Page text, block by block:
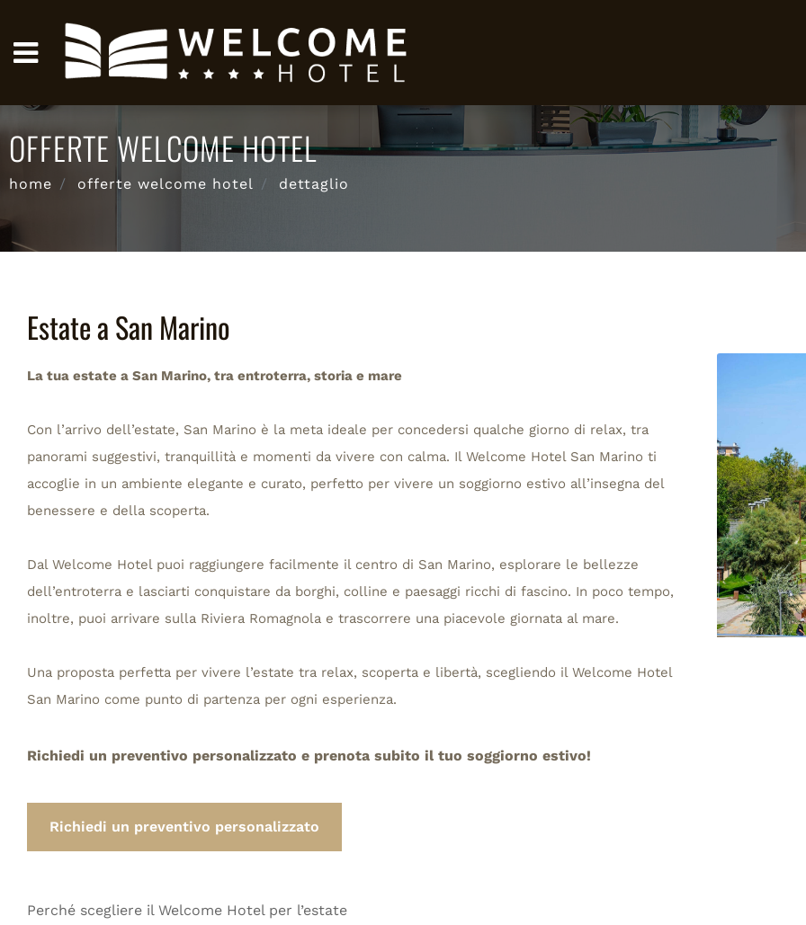
OFFERTE WELCOME HOTEL
home offerte welcome hotel dettaglio
Estate a San Marino
La tua estate a San Marino, tra entroterra, storia e mare
Con l’arrivo dell’estate, San Marino è la meta ideale per concedersi qualche giorno di relax, tra
panorami suggestivi, tranquillità e momenti da vivere con calma. Il Welcome Hotel San Marino ti
accoglie in un ambiente elegante e curato, perfetto per vivere un soggiorno estivo all’insegna del
benessere e della scoperta.
Dal Welcome Hotel puoi raggiungere facilmente il centro di San Marino, esplorare le bellezze
dell’entroterra e lasciarti conquistare da borghi, colline e paesaggi ricchi di fascino. In poco tempo,
inoltre, puoi arrivare sulla Riviera Romagnola e trascorrere una piacevole giornata al mare.
Una proposta perfetta per vivere l’estate tra relax, scoperta e libertà, scegliendo il Welcome Hotel
San Marino come punto di partenza per ogni esperienza.
Richiedi un preventivo personalizzato e prenota subito il tuo soggiorno estivo!
Richiedi un preventivo personalizzato
Perché scegliere il Welcome Hotel per l’estate